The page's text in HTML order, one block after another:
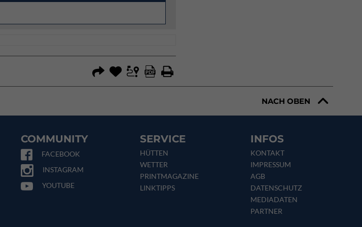
NACH OBEN
COMMUNITY
FACEBOOK
INSTAGRAM
YOUTUBE
SERVICE
HÜTTEN
WETTER
PRINTMAGAZINE
LINKTIPPS
INFOS
KONTAKT
IMPRESSUM
AGB
DATENSCHUTZ
MEDIADATEN
PARTNER